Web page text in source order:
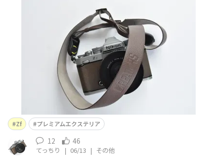
チするプラリネ色のニコンのストラップに、ニコン色のア
ンカーリンクスで、持ち主よりおしゃれになったー🤎この
まま飾っておきたいし、連れて歩きたい。発注から発送ま
Zf プレミアムエクステリア
12 46
てっちり | 06/13 | その他